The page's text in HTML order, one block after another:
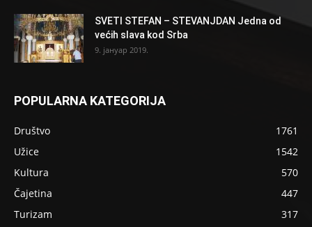
SVETI STEFAN – STEVANJDAN Jedna od
većih slava kod Srba
9. јануар 2019.
POPULARNA KATEGORIJA
Društvo
1761
Užice
1542
Kultura
570
Čajetina
447
Turizam
317